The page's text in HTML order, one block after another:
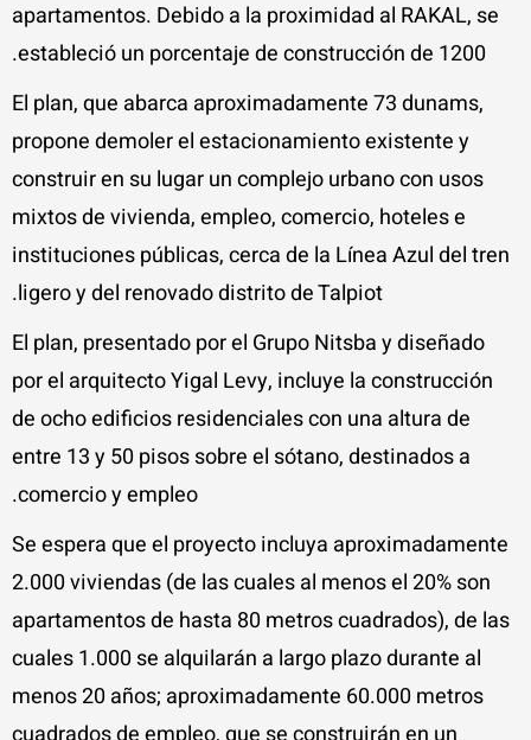
apartamentos. Debido a la proximidad al RAKAL, se
estableció un porcentaje de construcción de 1200.
El plan, que abarca aproximadamente 73 dunams,
propone demoler el estacionamiento existente y
construir en su lugar un complejo urbano con usos
mixtos de vivienda, empleo, comercio, hoteles e
instituciones públicas, cerca de la Línea Azul del tren
ligero y del renovado distrito de Talpiot.
El plan, presentado por el Grupo Nitsba y diseñado
por el arquitecto Yigal Levy, incluye la construcción
de ocho edificios residenciales con una altura de
entre 13 y 50 pisos sobre el sótano, destinados a
comercio y empleo.
Se espera que el proyecto incluya aproximadamente
2.000 viviendas (de las cuales al menos el 20% son
apartamentos de hasta 80 metros cuadrados), de las
cuales 1.000 se alquilarán a largo plazo durante al
menos 20 años; aproximadamente 60.000 metros